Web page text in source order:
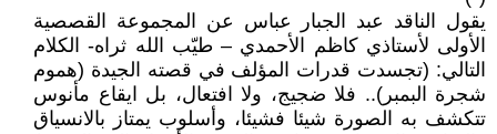
يقول الناقد عبد الجبار عباس عن المجموعة القصصية
الأولى لأستاذي كاظم الأحمدي – طيّب الله ثراه- الكلام
التالي: (تجسدت قدرات المؤلف في قصته الجيدة (هموم
شجرة البمبر).. فلا ضجيج، ولا افتعال، بل ايقاع مأنوس
تتكشف به الصورة شيئا فشيئا، وأسلوب يمتاز بالانسياق